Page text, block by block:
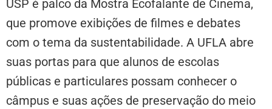
USP é palco da Mostra Ecofalante de Cinema,
que promove exibições de filmes e debates
com o tema da sustentabilidade. A UFLA abre
suas portas para que alunos de escolas
públicas e particulares possam conhecer o
câmpus e suas ações de preservação do meio